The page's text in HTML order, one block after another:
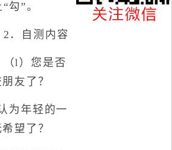
勾”。
自测内容
）您是否
友了？
年轻的一
望了？